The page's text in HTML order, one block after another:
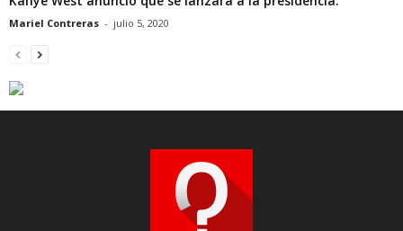
Mariel Contreras - julio 5, 2020